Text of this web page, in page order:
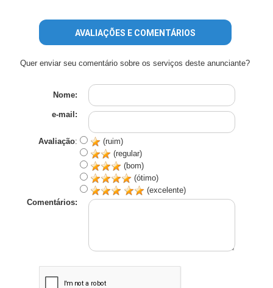
AVALIAÇÕES E COMENTÁRIOS
Quer enviar seu comentário sobre os serviços deste anunciante?
Nome:
e-mail:
Avaliação:
(ruim)
(regular)
(bom)
(ótimo)
(excelente)
Comentários: